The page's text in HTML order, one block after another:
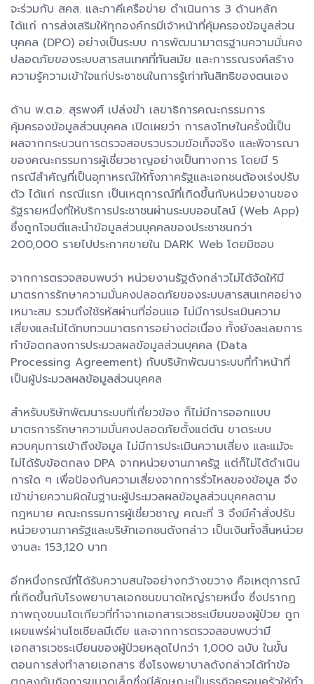
จะร่วมกับ สคส. และภาคีเครือข่าย ดำเนินการ 3 ด้านหลัก
ได้แก่ การส่งเสริมให้ทุกองค์กรมีเจ้าหน้าที่คุ้มครองข้อมูลส่วน
บุคคล (DPO) อย่างเป็นระบบ การพัฒนามาตรฐานความมั่นคง
ปลอดภัยของระบบสารสนเทศที่ทันสมัย และการรณรงค์สร้าง
ความรู้ความเข้าใจแก่ประชาชนในการรู้เท่าทันสิทธิของตนเอง
ด้าน พ.ต.อ. สุรพงศ์ เปล่งขำ เลขาธิการคณะกรรมการ
คุ้มครองข้อมูลส่วนบุคคล เปิดเผยว่า การลงโทษในครั้งนี้เป็น
ผลจากกระบวนการตรวจสอบรวบรวมข้อเท็จจริง และพิจารณา
ของคณะกรรมการผู้เชี่ยวชาญอย่างเป็นทางการ โดยมี 5
กรณีสำคัญที่เป็นอุทาหรณ์ให้ทั้งภาครัฐและเอกชนต้องเร่งปรับ
ตัว ได้แก่ กรณีแรก เป็นเหตุการณ์ที่เกิดขึ้นกับหน่วยงานของ
รัฐรายหนึ่งที่ให้บริการประชาชนผ่านระบบออนไลน์ (Web App)
ซึ่งถูกโจมตีและนำข้อมูลส่วนบุคคลของประชาชนกว่า
200,000 รายไปประกาศขายใน DARK Web โดยมิชอบ
จากการตรวจสอบพบว่า หน่วยงานรัฐดังกล่าวไม่ได้จัดให้มี
มาตรการรักษาความมั่นคงปลอดภัยของระบบสารสนเทศอย่าง
เหมาะสม รวมถึงใช้รหัสผ่านที่อ่อนแอ ไม่มีการประเมินความ
เสี่ยงและไม่ได้ทบทวนมาตรการอย่างต่อเนื่อง ทั้งยังละเลยการ
ทำข้อตกลงการประมวลผลข้อมูลส่วนบุคคล (Data
Processing Agreement) กับบริษัทพัฒนาระบบที่ทำหน้าที่
เป็นผู้ประมวลผลข้อมูลส่วนบุคคล
สำหรับบริษัทพัฒนาระบบที่เกี่ยวข้อง ก็ไม่มีการออกแบบ
มาตรการรักษาความมั่นคงปลอดภัยตั้งแต่ต้น ขาดระบบ
ควบคุมการเข้าถึงข้อมูล ไม่มีการประเมินความเสี่ยง และแม้จะ
ไม่ได้รับข้อตกลง DPA จากหน่วยงานภาครัฐ แต่ก็ไม่ได้ดำเนิน
การใด ๆ เพื่อป้องกันความเสี่ยงจากการรั่วไหลของข้อมูล จึง
เข้าข่ายความผิดในฐานะผู้ประมวลผลข้อมูลส่วนบุคคลตาม
กฎหมาย คณะกรรมการผู้เชี่ยวชาญ คณะที่ 3 จึงมีคำสั่งปรับ
หน่วยงานภาครัฐและบริษัทเอกชนดังกล่าว เป็นเงินทั้งสิ้นหน่วย
งานละ 153,120 บาท
อีกหนึ่งกรณีที่ได้รับความสนใจอย่างกว้างขวาง คือเหตุการณ์
ที่เกิดขึ้นกับโรงพยาบาลเอกชนขนาดใหญ่รายหนึ่ง ซึ่งปรากฏ
ภาพถุงขนมโตเกียวที่ทำจากเอกสารเวชระเบียนของผู้ป่วย ถูก
เผยแพร่ผ่านโซเชียลมีเดีย และจากการตรวจสอบพบว่ามี
เอกสารเวชระเบียนของผู้ป่วยหลุดไปกว่า 1,000 ฉบับ ในขั้น
ตอนการส่งทำลายเอกสาร ซึ่งโรงพยาบาลดังกล่าวได้ทำข้อ